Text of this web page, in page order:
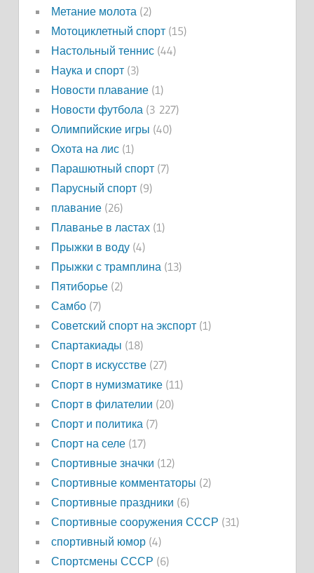
Метание молота(2)
Мотоциклетный спорт(15)
Настольный теннис(44)
Наука и спорт(3)
Новости плавание(1)
Новости футбола(3 227)
Олимпийские игры (40)
Охота на лис(1)
Парашютный спорт(7)
Парусный спорт(9)
плавание(26)
Плаванье в ластах(1)
Прыжки в воду(4)
Прыжки с трамплина(13)
Пятиборье(2)
Самбо(7)
Советский спорт на экспорт(1)
Спартакиады (18)
Спорт в искусстве(27)
Спорт в нумизматике(11)
Спорт в филателии (20)
Спорт и политика(7)
Спорт на селе(17)
Спортивные значки (12)
Спортивные комментаторы (2)
Спортивные праздники (6)
Спортивные сооружения СССР (31)
спортивный юмор(4)
Спортсмены СССР (6)